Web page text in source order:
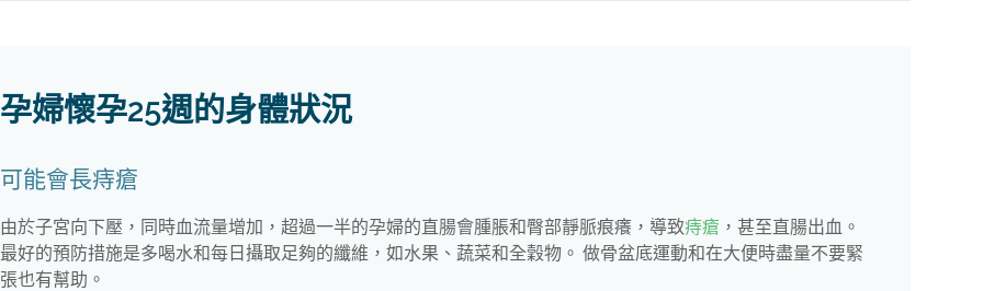
孕婦懷孕25週的身體狀況
可能會長痔瘡
由於子宮向下壓，同時血流量增加，超過一半的孕婦的直腸會腫脹和臀部靜脈痕癢，導致痔瘡 ，甚至直腸出血。
最好的預防措施是多喝水和每日攝取足夠的纖維，如水果、蔬菜和全穀物。 做骨盆底運動和在大便時盡量不要緊
張也有幫助。